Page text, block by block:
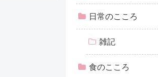
日常のこころ
雑記
食のこころ